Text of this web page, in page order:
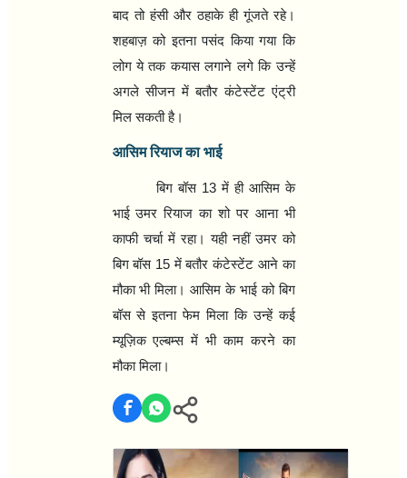
बाद तो हंसी और ठहाके ही गूंजते रहे।
शहबाज़ को इतना पसंद किया गया कि
लोग ये तक कयास लगाने लगे कि उन्‍हें
अगले सीजन में बतौर कंटेस्‍टेंट एंट्री
मिल सकती है।
आसिम रियाज का भाई
बिग बॉस 13में ही आसिम के
भाई उमर रियाज का शो पर आना भी
काफी चर्चा में रहा। यही नहीं उमर को
बिग बॉस 15में बतौर कंटेस्‍टेंट आने का
मौका भी मिला। आसिम के भाई को बिग
बॉस से इतना फेम मिला कि उन्‍हें कई
म्यूज़िक एल्बम्‍स में भी काम करने का
मौका मिला।